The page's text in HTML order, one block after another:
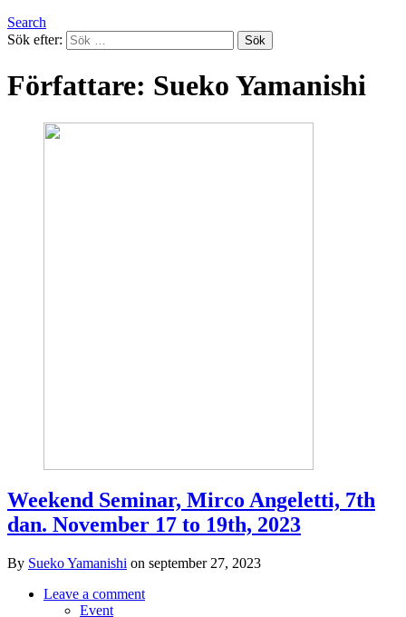
Search
Sök efter:
Författare: Sueko Yamanishi
Weekend Seminar, Mirco Angeletti, 7th
dan. November 17 to 19th, 2023
By Sueko Yamanishi on september 27, 2023
Leave a comment
Event